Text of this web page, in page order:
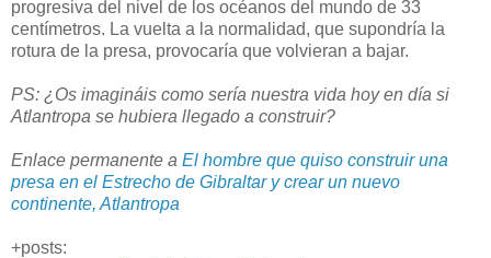
progresiva del nivel de los océanos del mundo de 33
centímetros. La vuelta a la normalidad, que supondría la
rotura de la presa, provocaría que volvieran a bajar.
PS: ¿Os imagináis como sería nuestra vida hoy en día si
Atlantropa se hubiera llegado a construir?
Enlace permanente a El hombre que quiso construir una
presa en el Estrecho de Gibraltar y crear un nuevo
continente, Atlantropa
+posts: